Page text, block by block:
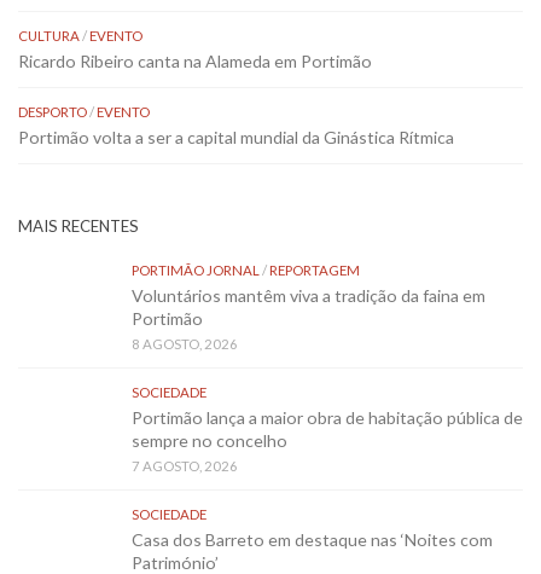
CULTURA/EVENTO
Ricardo Ribeiro canta na Alameda em Portimão
DESPORTO/EVENTO
Portimão volta a ser a capital mundial da Ginástica Rítmica
MAIS RECENTES
PORTIMÃO JORNAL /REPORTAGEM
Voluntários mantêm viva a tradição da faina em
Portimão
8 AGOSTO, 2026
SOCIEDADE
Portimão lança a maior obra de habitação pública de
sempre no concelho
7 AGOSTO, 2026
SOCIEDADE
Casa dos Barreto em destaque nas ‘Noites com
Património’